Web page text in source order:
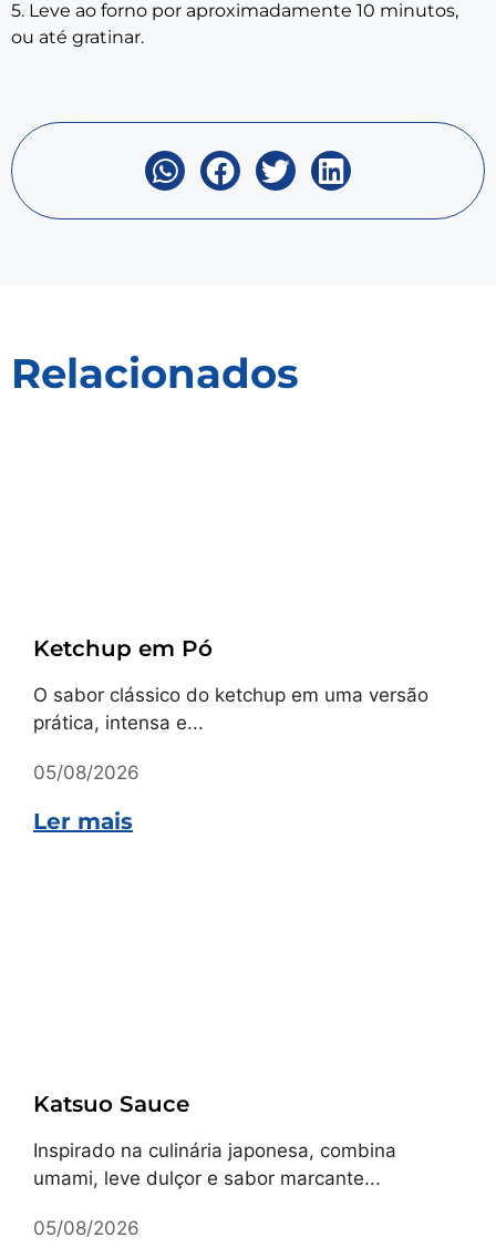
5. Leve ao forno por aproximadamente 10 minutos,
ou até gratinar.
Relacionados
Ketchup em Pó
O sabor clássico do ketchup em uma versão
prática, intensa e...
05/08/2026
Ler mais
Katsuo Sauce
Inspirado na culinária japonesa, combina
umami, leve dulçor e sabor marcante...
05/08/2026